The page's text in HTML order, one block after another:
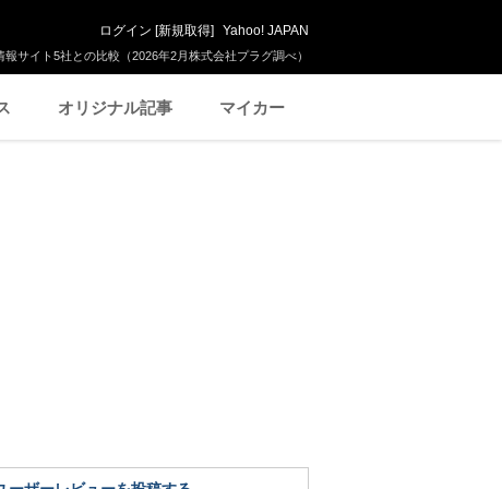
サイト5社との比較（2026年2月株式会社プラグ調べ）
ログイン [新規取得] Yahoo! JAPAN
オリジナル記事 マイカー